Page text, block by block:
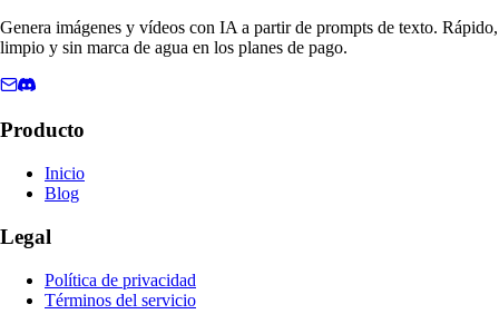
Genera imágenes y vídeos con IA a partir de prompts de texto. Rápido,
limpio y sin marca de agua en los planes de pago.
Producto
Inicio
Blog
Legal
Política de privacidad
Términos del servicio